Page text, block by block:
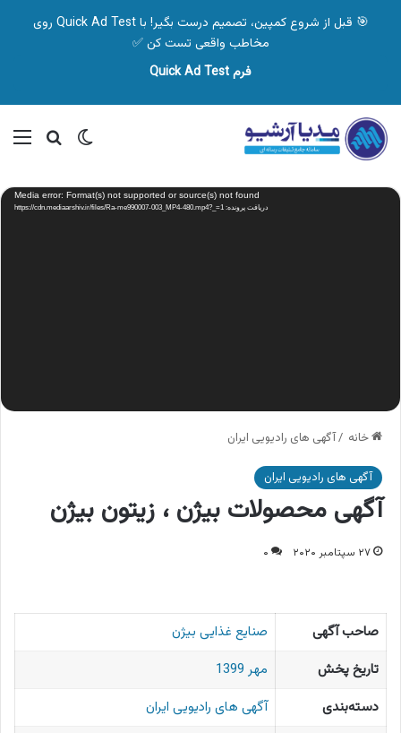
🎯 قبل از شروع کمپین، تصمیم درست بگیر! با Quick Ad Test روی
مخاطب واقعی تست کن ✅
فرم Quick Ad Test
تغییر پوسته
نمایشگر
ویدیو Media error: Format(s) not supported or source(s) not found
دریافت پرونده: https://cdn.mediaarshiv.ir/files/Ra-me990007-003_MP4-480.mp4?_=1
خانه /آگهی های رادیویی ایران
آگهی های رادیویی ایران
آگهی محصولات بیژن ، زیتون بیژن
۲۷ سپتامبر ۲۰۲۰ ۰
صاحب آگهی
صنایع غذایی بیژن
تاریخ پخش
مهر 1399
دسته‌بندی
آگهی های رادیویی ایران